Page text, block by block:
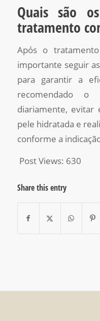
Quais são
tratamento
Após o
importante seguir
para garantir a
recomendado
diariamente, evitar
pele hidratada e
conforme a
Post Views: 630
Share this entry